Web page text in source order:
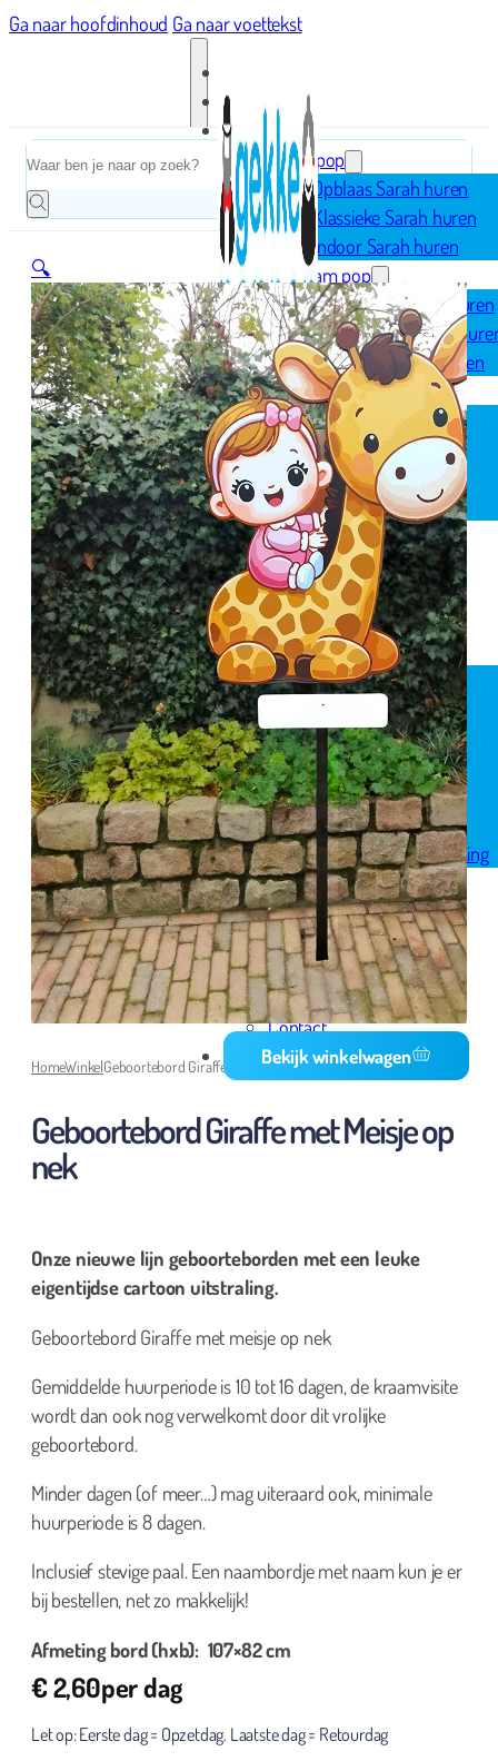
Ga naar hoofdinhoud Ga naar voettekst
Home
Sarah pop
Opblaas Sarah huren
Klassieke Sarah huren
Indoor Sarah huren
Abraham pop
Opblaas Abraham huren
Klassieke Abraham
Indoor Abraham huren
Geboorte
Opblaasfiguren
Geboorteborden
Ooievaar op nest
Spandoek geboorte
Huwelijk
Pensioen
Skytubes
Rode loper
Versiering
Geboorte versiering
Geslaagd versiering
Huwelijk versiering
Pensioen versiering
Verjaardag versiering
Voordeelpakketten
Welkom thuis versiering
Reviews
Over ons
Bezorgservice
FAQ
Media
Contact
Bekijk winkelwagen
Zoeken
🔍
HomeWinkelGeboortebord Giraffe met Meisje op nek
Geboortebord Giraffe met Meisje op
nek
Onze nieuwe lijn geboorteborden met een leuke
eigentijdse cartoon uitstraling.
Geboortebord Giraffe met meisje op nek
Gemiddelde huurperiode is 10 tot 16 dagen, de kraamvisite
wordt dan ook nog verwelkomt door dit vrolijke
geboortebord.
Minder dagen (of meer…) mag uiteraard ook, minimale
huurperiode is 8 dagen.
Inclusief stevige paal. Een naambordje met naam kun je er
bij bestellen, net zo makkelijk!
Afmeting bord (hxb): 107×82 cm
€2,60per dag
Let op: Eerste dag = Opzetdag. Laatste dag = Retourdag